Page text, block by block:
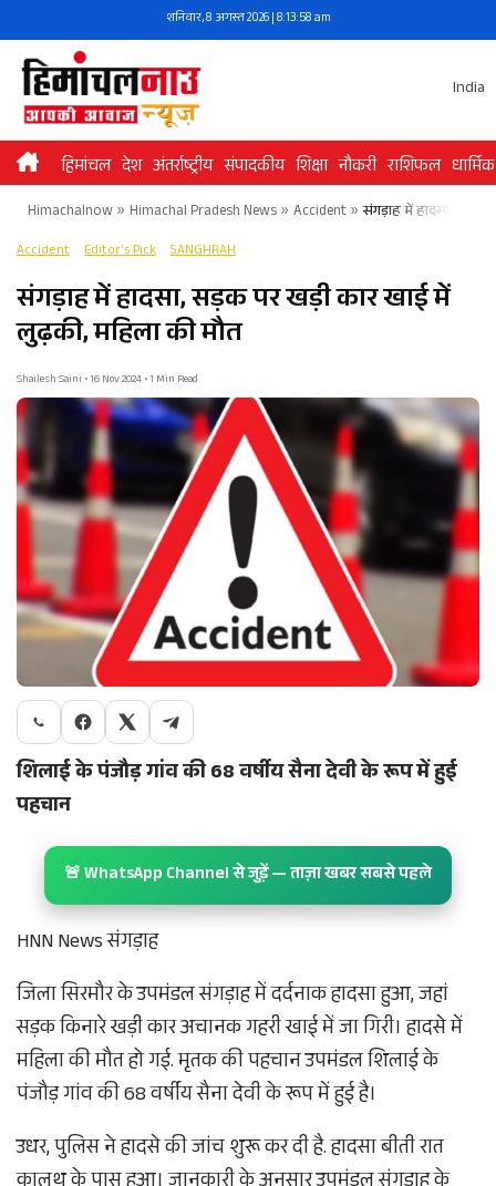
to
content
शनिवार, 8 अगस्त 2026 | 8:13:58 am
India
हिमांचल देश अंतर्राष्ट्रीय संपादकीय शिक्षा नौकरी राशिफल धार्मिक
Himachalnow» Himachal Pradesh News» Accident» संगड़ाह में हादसा, सड़क
Accident Editor's Pick SANGHRAH
संगड़ाह में हादसा, सड़क पर खड़ी कार खाई में
लुढ़की, महिला की मौत
Shailesh Saini • 16 Nov 2024 • 1 Min Read
शिलाई के पंजौड़ गांव की 68 वर्षीय सैना देवी के रूप में हुई
पहचान
🚨 WhatsApp Channel से जुड़ें — ताज़ा खबर सबसे पहले
HNN News संगड़ाह
जिला सिरमौर के उपमंडल संगड़ाह में दर्दनाक हादसा हुआ, जहां
सड़क किनारे खड़ी कार अचानक गहरी खाई में जा गिरी। हादसे में
महिला की मौत हो गई. मृतक की पहचान उपमंडल शिलाई के
पंजौड़ गांव की 68 वर्षीय सैना देवी के रूप में हुई है।
उधर, पुलिस ने हादसे की जांच शुरू कर दी है. हादसा बीती रात